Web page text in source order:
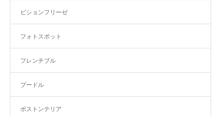
ビションフリーゼ
フォトスポット
フレンチブル
プードル
ボストンテリア